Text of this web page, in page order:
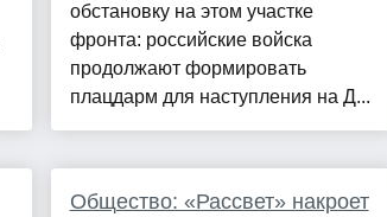
обстановку на этом участке
фронта: российские войска
продолжают формировать
плацдарм для наступления на Д...
Общество: «Рассвет» накроет